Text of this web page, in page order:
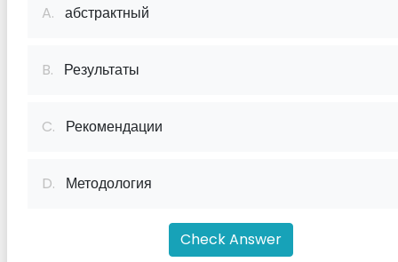
A. абстрактный
B. Результаты
C. Рекомендации
D. Методология
Check Answer